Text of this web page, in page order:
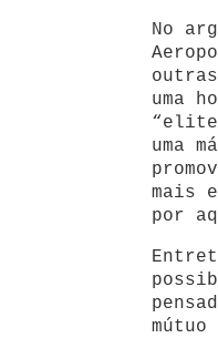
No
uma
uma
mais
por